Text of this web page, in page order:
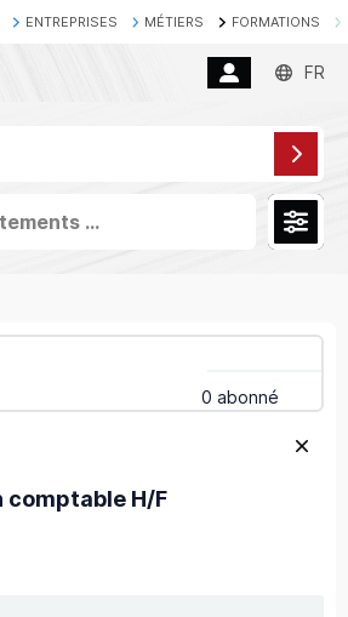
ENTREPRISES MÉTIERS FORMATIONS
FR
...
0 abonné
comptable H/F